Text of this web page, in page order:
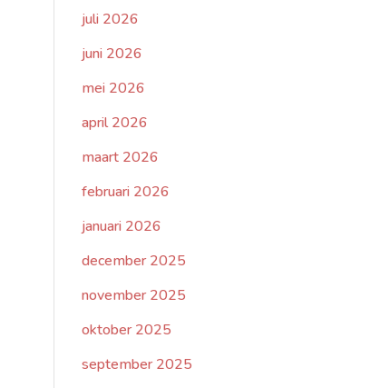
juli 2026
juni 2026
mei 2026
april 2026
maart 2026
februari 2026
januari 2026
december 2025
november 2025
oktober 2025
september 2025